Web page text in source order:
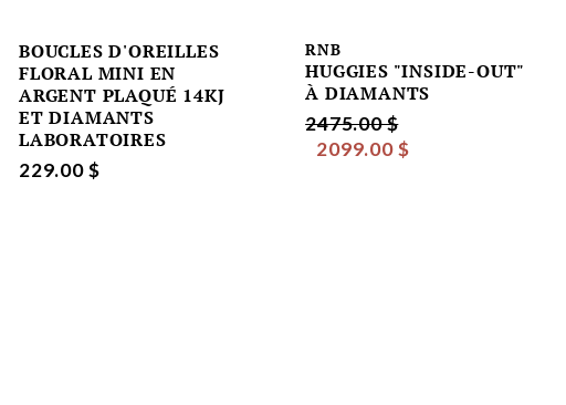
BOUCLES D'OREILLES
FLORAL MINI EN
ARGENT PLAQUÉ 14KJ
ET DIAMANTS
LABORATOIRES
229.00 $
RNB
HUGGIES "INSIDE-OUT"
À DIAMANTS
2475.00 $
2099.00 $